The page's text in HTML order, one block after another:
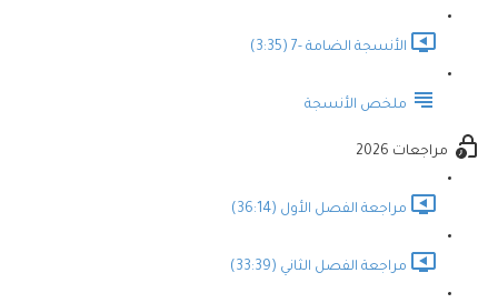
الأنسجة الضامة -7 (3:35)
ملخص الأنسجة
مراجعات 2026
مراجعة الفصل الأول (36:14)
مراجعة الفصل الثاني (33:39)